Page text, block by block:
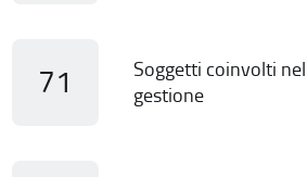
71
Soggetti coinvolti
gestione